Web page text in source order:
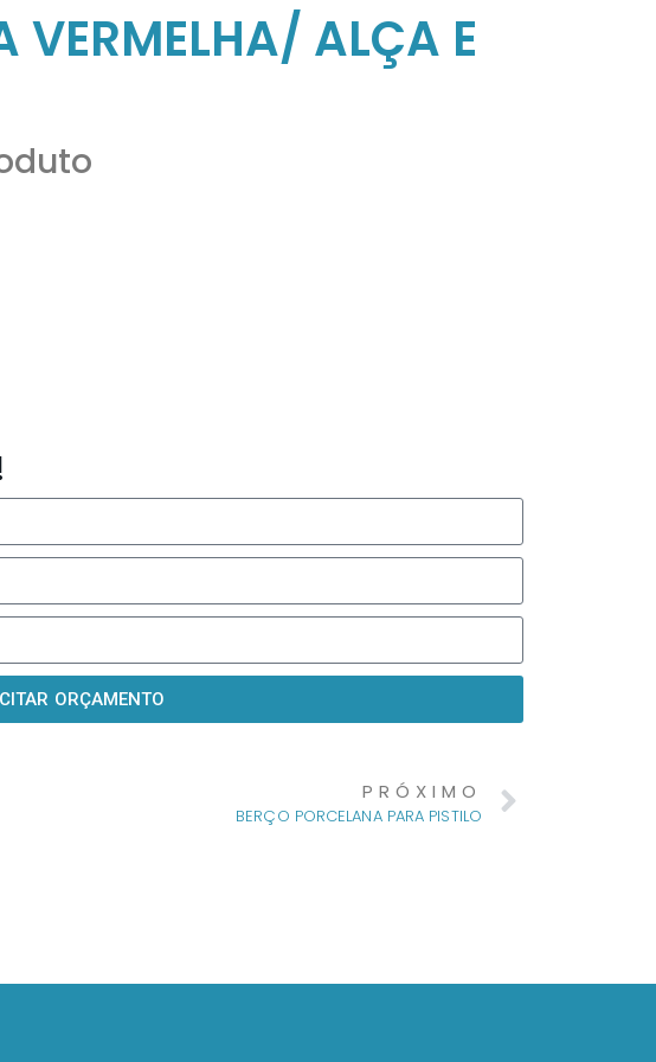
VERMELHA/ ALÇA E
ORÇAMENTO
PRÓXIMO
BERÇO PORCELANA PARA PISTILO